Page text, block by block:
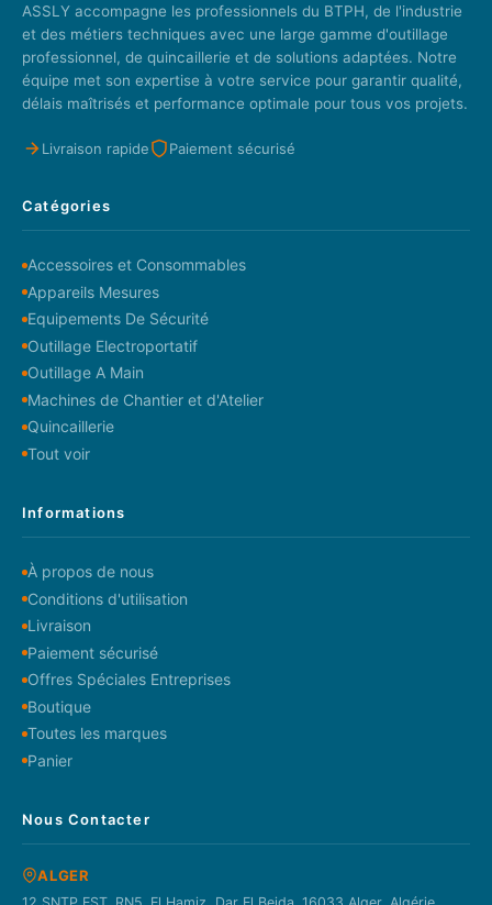
ASSLY accompagne les professionnels du BTPH, de l'industrie
et des métiers techniques avec une large gamme d'outillage
professionnel, de quincaillerie et de solutions adaptées. Notre
équipe met son expertise à votre service pour garantir qualité,
délais maîtrisés et performance optimale pour tous vos projets.
Livraison rapide Paiement sécurisé
Catégories
Accessoires et Consommables
Appareils Mesures
Equipements De Sécurité
Outillage Electroportatif
Outillage A Main
Machines de Chantier et d'Atelier
Quincaillerie
Tout voir
Informations
À propos de nous
Conditions d'utilisation
Livraison
Paiement sécurisé
Offres Spéciales Entreprises
Boutique
Toutes les marques
Panier
Nous Contacter
ALGER